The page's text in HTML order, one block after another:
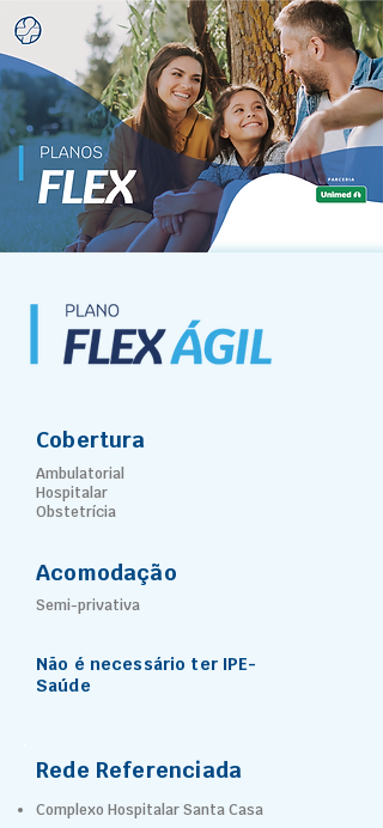
Cobertura
Ambulatorial
Hospitalar
Obstetrícia
Acomodação
Semi-privativa
Não é necessário ter IPE-
Saúde
Rede Referenciada
Complexo Hospitalar Santa Casa